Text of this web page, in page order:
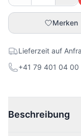
Merken
Lieferzeit auf
+41 79 401 04 00
Beschreibung